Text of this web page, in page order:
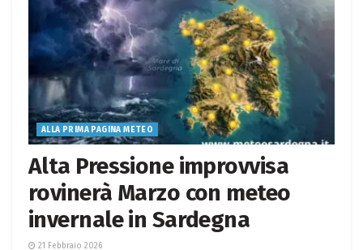
ALLA PRIMA PAGINA METEO
Alta Pressione improvvisa
rovinerà Marzo con meteo
invernale in Sardegna
21 Febbraio 2026